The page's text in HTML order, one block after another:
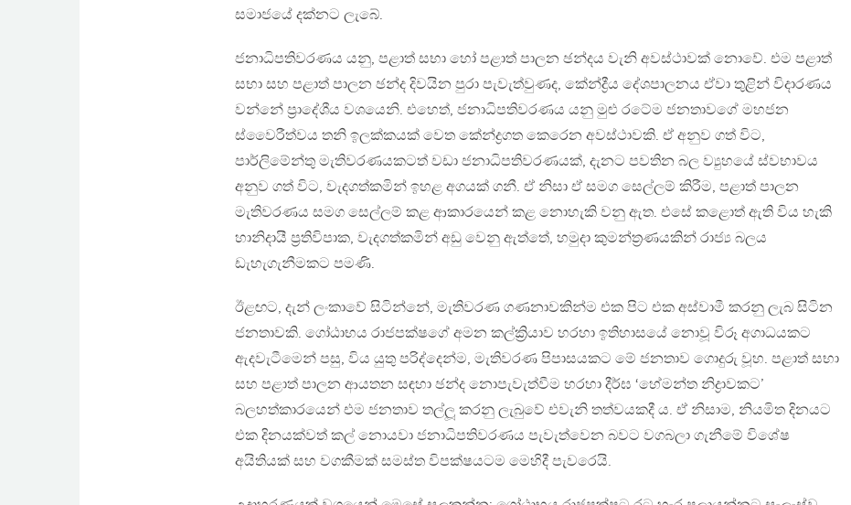
සමාජයේ දක්නට ලැබේ.
ජනාධිපතිවරණය යනු, පළාත් සභා හෝ පළාත් පාලන ඡන්දය වැනි අවස්ථාවක් නොවේ. එම පළාත්
සභා සහ පළාත් පාලන ඡන්ද දිවයින පුරා පැවැත්වුණද, කේන්ද්‍රීය දේශපාලනය ඒවා තුළින් විදාරණය
වන්නේ ප්‍රාදේශීය වශයෙනි. එහෙත්, ජනාධිපතිවරණය යනු මුළු රටේම ජනතාවගේ මහජන
ස්වෛරීත්වය තනි ඉලක්කයක් වෙත කේන්ද්‍රගත කෙරෙන අවස්ථාවකි. ඒ අනුව ගත් විට,
පාර්ලිමේන්තු මැතිවරණයකටත් වඩා ජනාධිපතිවරණයක්, දැනට පවතින බල ව්‍යුහයේ ස්වභාවය
අනුව ගත් විට, වැදගත්කමින් ඉහළ අගයක් ගනී. ඒ නිසා ඒ සමග සෙල්ලම් කිරීම, පළාත් පාලන
මැතිවරණය සමග සෙල්ලම් කළ ආකාරයෙන් කළ නොහැකි වනු ඇත. එසේ කළොත් ඇති විය හැකි
හානිදායී ප්‍රතිවිපාක, වැදගත්කමින් අඩු වෙනු ඇත්තේ, හමුදා කුමන්ත්‍රණයකින් රාජ්‍ය බලය
ඩැහැගැනීමකට පමණි.
ඊළඟට, දැන් ලංකාවේ සිටින්නේ, මැතිවරණ ගණනාවකින්ම එක පිට එක අස්වාමී කරනු ලැබ සිටින
ජනතාවකි. ගෝඨාභය රාජපක්ෂගේ අමන කල්ක්‍රියාව හරහා ඉතිහාසයේ නොවූ විරූ අගාධයකට
ඇදවැටීමෙන් පසු, විය යුතු පරිද්දෙන්ම, මැතිවරණ පිපාසයකට මේ ජනතාව ගොදුරු වූහ. පළාත් සභා
සහ පළාත් පාලන ආයතන සඳහා ඡන්ද නොපැවැත්වීම හරහා දීර්ඝ ‘හේමන්ත නිද්‍රාවකට’
බලහත්කාරයෙන් එම ජනතාව තල්ලූ කරනු ලැබුවේ එවැනි තත්වයකදී ය. ඒ නිසාම, නියමිත දිනයට
එක දිනයක්වත් කල් නොයවා ජනාධිපතිවරණය පැවැත්වෙන බවට වගබලා ගැනීමේ විශේෂ
අයිතියක් සහ වගකීමක් සමස්ත විපක්ෂයටම මෙහිදී පැවරෙයි.